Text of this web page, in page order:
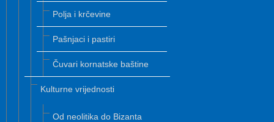
Polja i krčevine
Pašnjaci i pastiri
Čuvari kornatske baštine
Kulturne vrijednosti
Od neolitika do Bizanta